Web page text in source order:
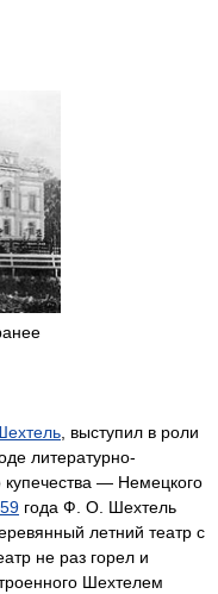
, выступил в роли
литературно-
купечества — Немецкого
года Ф. О. Шехтель
летний театр с
не раз горел и
Шехтелем